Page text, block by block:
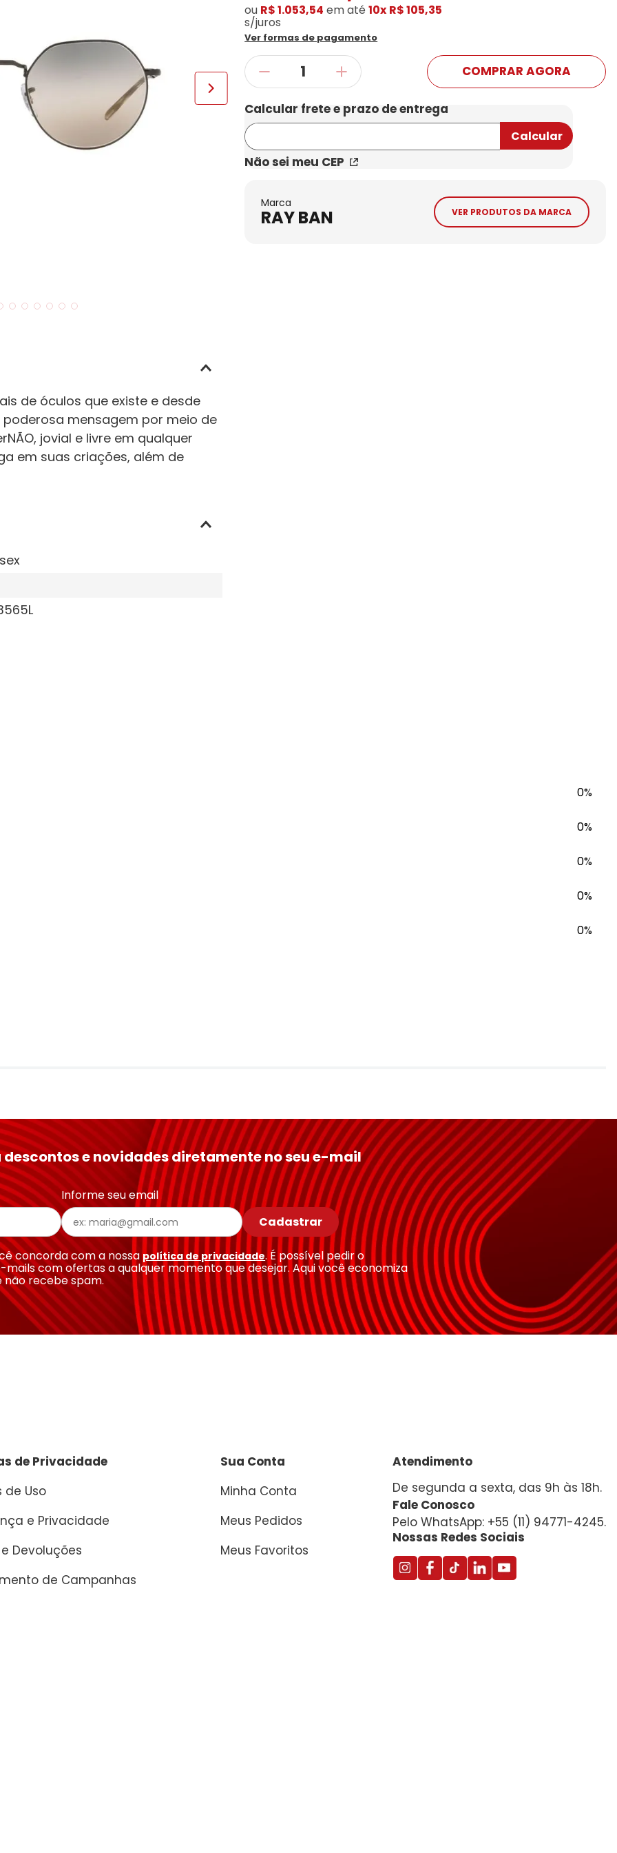
Conheça Nossas Marcas
de óculos que existe e desde
mensagem por meio de
jovial e livre em qualquer
em suas criações, além de
ou R$ 1.053,54 em até10x R$ 105,35
s/juros
Ver formas de pagamento
COMPRAR AGORA
Não sei meu CEP
Marca
RAY BAN VER PRODUTOS DA MARCA
0%
0%
0%
0%
0%
descontos e novidades diretamente no seu e-mail
Informe seu email
Cadastrar
concorda com a nossa política de privacidade. É possível pedir o
com ofertas a qualquer momento que desejar. Aqui você economiza
não recebe spam.
de Privacidade
de Uso
e Privacidade
Devoluções
de Campanhas
Sua Conta
Minha Conta
Meus Pedidos
Meus Favoritos
Atendimento
De segunda a sexta, das 9h às 18h.
Fale Conosco
Pelo WhatsApp: +55 (11) 94771-4245.
Nossas Redes Sociais